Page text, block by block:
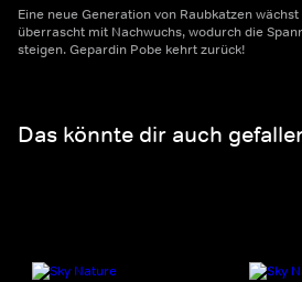
Eine neue Generation von Raubkatzen
überrascht mit Nachwuchs, wodurch die
steigen. Gepardin Pobe kehrt zurück!
Das könnte dir auch